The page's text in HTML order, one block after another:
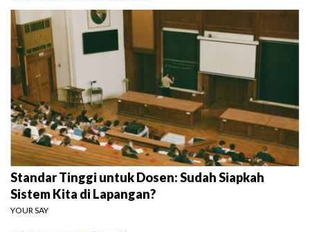
Standar Tinggi untuk Dosen: Sudah Siapkah
Sistem Kita di Lapangan?
YOUR SAY